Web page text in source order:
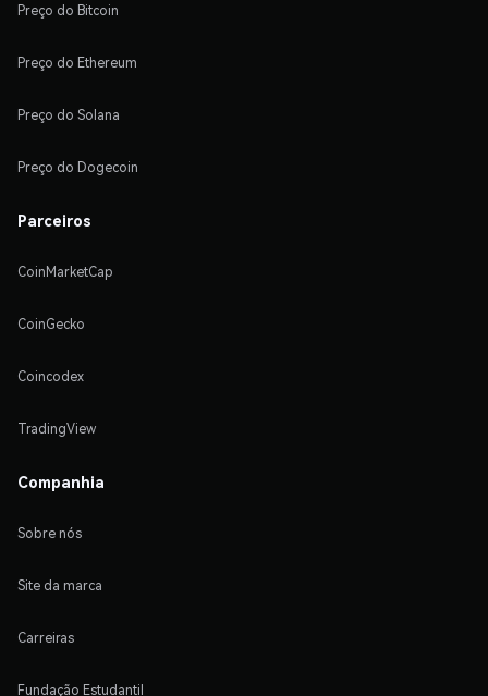
Preço do Bitcoin
Preço do Ethereum
Preço do Solana
Preço do Dogecoin
Parceiros
CoinMarketCap
CoinGecko
Coincodex
TradingView
Companhia
Sobre nós
Site da marca
Carreiras
Fundação Estudantil